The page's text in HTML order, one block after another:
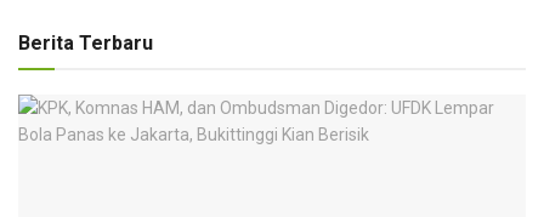
Berita Terbaru